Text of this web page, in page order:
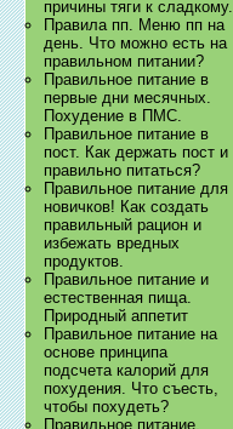
причины тяги к сладкому.
Правила пп. Меню пп на
день. Что можно есть на
правильном питании?
Правильное питание в
первые дни месячных.
Похудение в ПМС.
Правильное питание в
пост. Как держать пост и
правильно питаться?
Правильное питание для
новичков! Как создать
правильный рацион и
избежать вредных
продуктов.
Правильное питание и
естественная пища.
Природный аппетит
Правильное питание на
основе принципа
подсчета калорий для
похудения. Что съесть,
чтобы похудеть?
Правильное питание.